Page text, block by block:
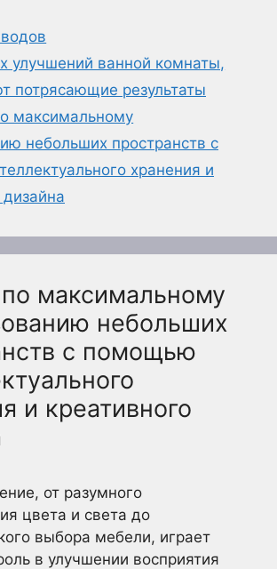
улучшений ванной комнаты,
потрясающие результаты
максимальному
небольших пространств с
хранения и
дизайна
максимальному
небольших
с помощью
и креативного
от разумного
цвета и света до
выбора мебели, играет
в улучшении восприятия